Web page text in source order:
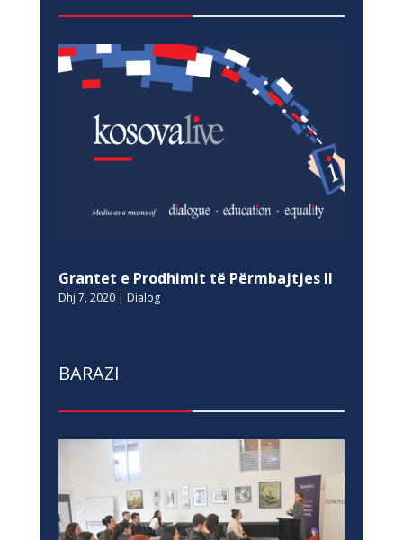
Grantet e Prodhimit të Përmbajtjes II
Dhj 7, 2020| Dialog
BARAZI